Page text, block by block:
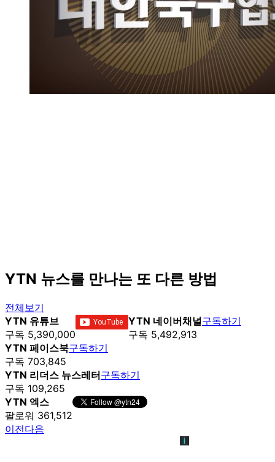
YTN 뉴스를 만나는 또 다른 방법
전체보기
YTN 유튜브
구독 5,390,000
YTN 네이버채널
구독 5,492,913
구독하기
YTN 페이스북
구독 703,845
구독하기
YTN 리더스 뉴스레터
구독 109,265
구독하기
YTN 엑스
팔로워 361,512
이전다음